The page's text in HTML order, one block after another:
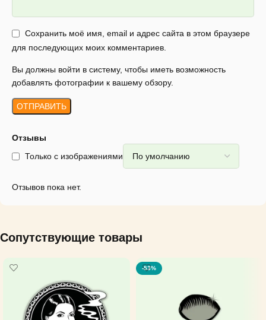
Отзывы
Только с изображениями
Отзывов пока нет.
Сохранить моё имя, email и адрес сайта в этом браузере
для последующих моих комментариев.
Вы должны войти в систему, чтобы иметь возможность
добавлять фотографии к вашему обзору.
Сопутствующие товары
-53%